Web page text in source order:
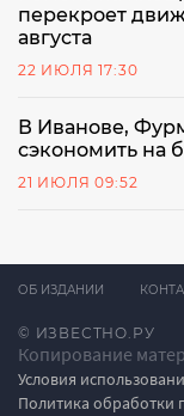
перекроет
августа
22 ИЮЛЯ 17:30
В Иванове,
сэкономить на
21 ИЮЛЯ 09:52
© ИЗВЕСТНО.РУ
Копирование
Условия
Политика обработки
ОБ ИЗДАНИИ